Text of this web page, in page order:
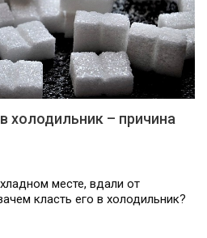
холодильник – причина
месте, вдали от
класть его в холодильник?